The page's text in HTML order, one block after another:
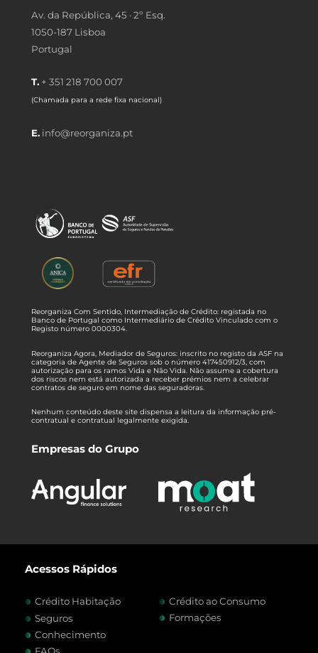
Av. da República, 45 · 2º Esq.
1050-187 Lisboa
Portugal
T. + 351 218 700 007
(Chamada para a rede fixa nacional)
E. info@reorganiza.pt
Reorganiza Com Sentido, Intermediação de Crédito: registada no
Banco de Portugal como Intermediário de Crédito Vinculado com o
Registo número 0000304.
Reorganiza Agora, Mediador de Seguros: inscrito no registo da ASF na
categoria de Agente de Seguros sob o número 417450912/3, com
autorização para os ramos Vida e Não Vida. Não assume a cobertura
dos riscos nem está autorizada a receber prémios nem a celebrar
contratos de seguro em nome das seguradoras.
Nenhum conteúdo deste site dispensa a leitura da informação pré-
contratual e contratual legalmente exigida.
Empresas do Grupo
Acessos Rápidos
Crédito Habitação
Crédito ao Consumo
Seguros
Formações
Conhecimento